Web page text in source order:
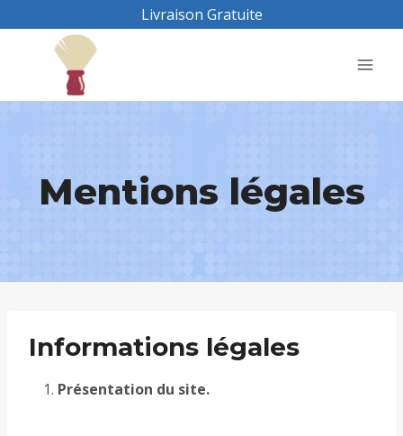
Livraison Gratuite
Mentions légales
Informations légales
Présentation du site.